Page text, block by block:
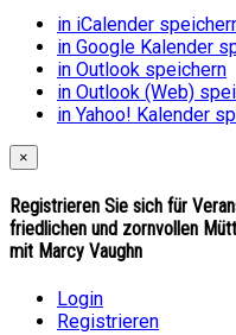
in iCalender
in Google Kalender
in Outlook speichern
in Outlook (Web)
in Yahoo! Kalender
×
Registrieren Sie sich für
friedlichen und zornvollen
mit Marcy Vaughn
Login
Registrieren